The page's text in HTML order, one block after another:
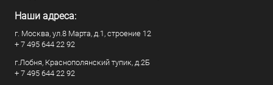
Наши адреса:
г. Москва, ул.8 Марта, д.1, строение 12
+ 7 495 644 22 92
г.Лобня, Краснополянский тупик, д.2Б
+ 7 495 644 22 92